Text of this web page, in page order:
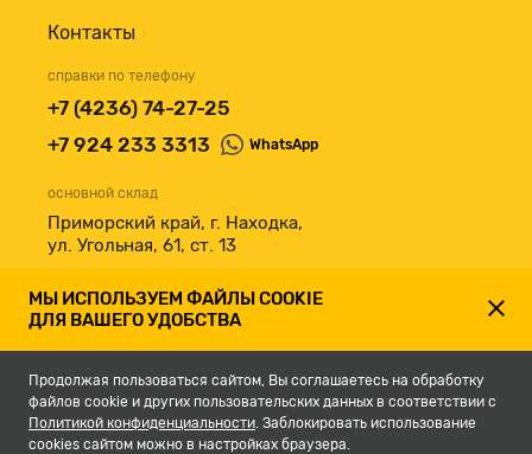
Контакты
справки по телефону
+7 (4236) 74-27-25
+7 924 233 3313
WhatsApp
основной склад
Приморский край, г. Находка,
ул. Угольная, 61, ст. 13
принимаем к оплате
МЫ ИСПОЛЬЗУЕМ ФАЙЛЫ COOKIE
ДЛЯ ВАШЕГО УДОБСТВА
Продолжая пользоваться сайтом, Вы соглашаетесь на обработку
файлов cookie и других пользовательских данных в соответствии с
Политикой конфиденциальности. Заблокировать использование
cookies сайтом можно в настройках браузера.